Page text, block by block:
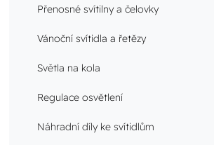
Přenosné svítilny a čelovky
Vánoční svítidla a řetězy
Světla na kola
Regulace osvětlení
Náhradní díly ke svítidlům